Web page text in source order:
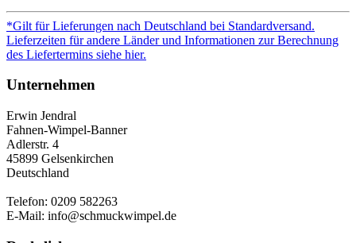
*Gilt für Lieferungen nach Deutschland bei Standardversand.
Lieferzeiten für andere Länder und Informationen zur Berechnung
des Liefertermins siehe hier.
Unternehmen
Erwin Jendral
Fahnen-Wimpel-Banner
Adlerstr. 4
45899 Gelsenkirchen
Deutschland
Telefon: 0209 582263
E-Mail: info@schmuckwimpel.de